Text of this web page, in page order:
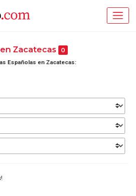
Zacatecas 0
Españolas en Zacatecas: